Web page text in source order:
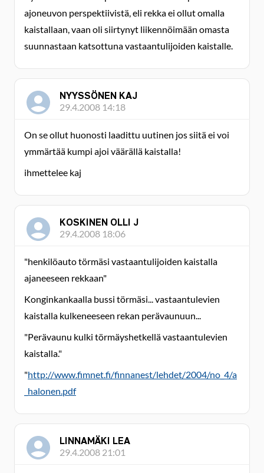
ajoneuvon perspektiivistä, eli rekka ei ollut omalla
kaistallaan, vaan oli siirtynyt liikennöimään omasta
suunnastaan katsottuna vastaantulijoiden kaistalle.
NYYSSÖNEN KAJ
29.4.2008 14:18
On se ollut huonosti laadittu uutinen jos siitä ei voi
ymmärtää kumpi ajoi väärällä kaistalla!
ihmettelee kaj
KOSKINEN OLLI J
29.4.2008 18:06
"henkilöauto törmäsi vastaantulijoiden kaistalla
ajaneeseen rekkaan"
Konginkankaalla bussi törmäsi... vastaantulevien
kaistalla kulkeneeseen rekan perävaunuun...
"Perävaunu kulki törmäyshetkellä vastaantulevien
kaistalla."
"http://www.fimnet.fi/finnanest/lehdet/2004/no_4/a
_halonen.pdf
LINNAMÄKI LEA
29.4.2008 21:01